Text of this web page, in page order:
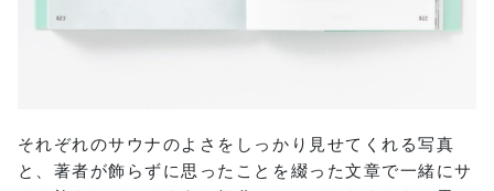
それぞれのサウナのよさをしっかり見せてくれる写真
と、著者が飾らずに思ったことを綴った文章で一緒にサ